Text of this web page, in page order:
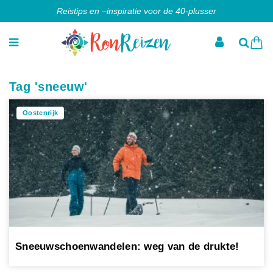
Reistips en –inspiratie voor de 40-plusser
Tag 'sneeuw'
Oostenrijk
Sneeuwschoenwandelen: weg van de drukte!